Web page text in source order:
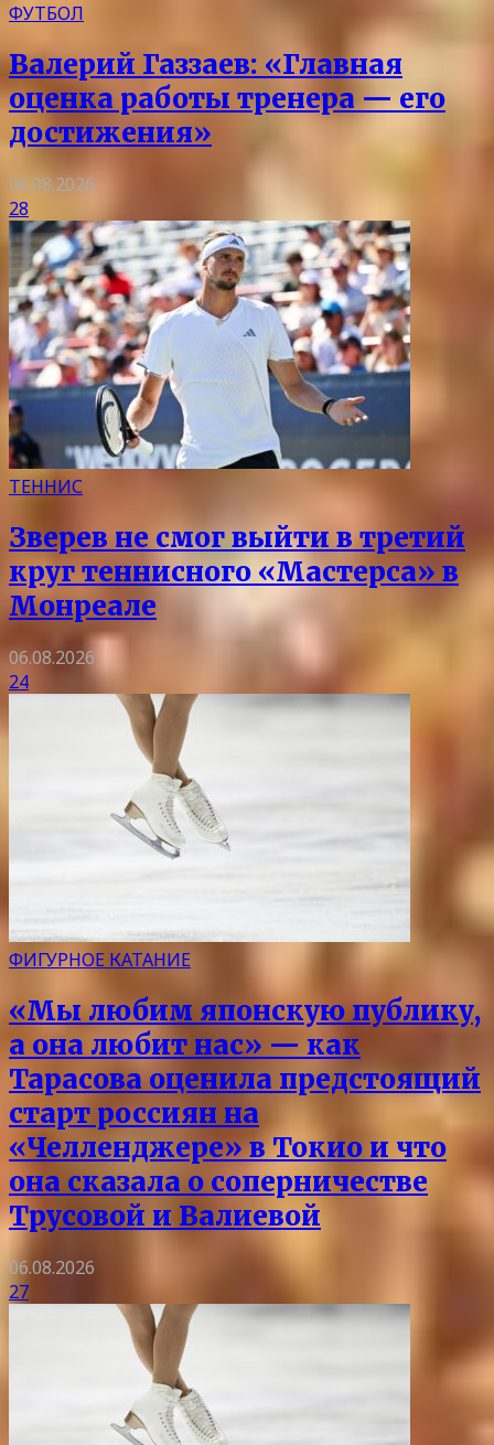
ФУТБОЛ
Валерий Газзаев: «Главная
оценка работы тренера — его
достижения»
06.08.2026
28
ТЕННИС
Зверев не смог выйти в третий
круг теннисного «Мастерса» в
Монреале
06.08.2026
24
ФИГУРНОЕ КАТАНИЕ
«Мы любим японскую публику,
а она любит нас» — как
Тарасова оценила предстоящий
старт россиян на
«Челленджере» в Токио и что
она сказала о соперничестве
Трусовой и Валиевой
06.08.2026
27